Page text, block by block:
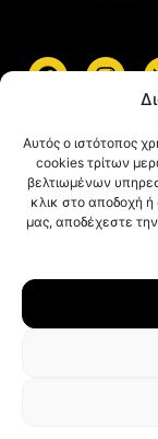
Αυτός ο ιστότοπος
cookies τρίτων
βελτιωμένων
κλικ στο αποδοχή ή
μας, αποδέχεστε
© ΑΡΗΣ Α.Σ. All